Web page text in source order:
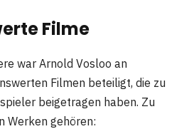
Filme
war Arnold Vosloo an
Filmen beteiligt, die zu
beigetragen haben. Zu
Werken gehören: